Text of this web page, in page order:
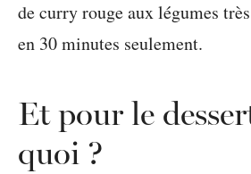
Et pour le
quoi ?